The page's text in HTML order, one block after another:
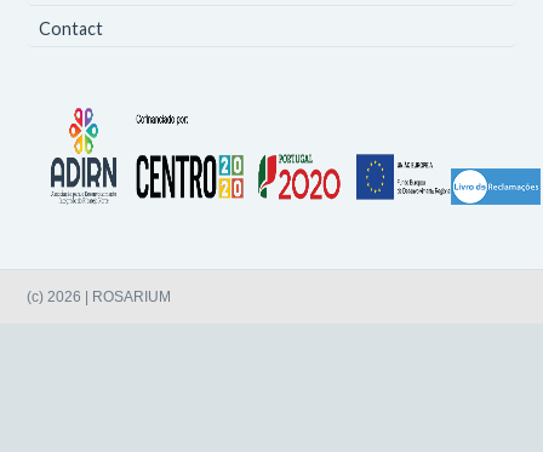
Contact
(c) 2026 | ROSARIUM